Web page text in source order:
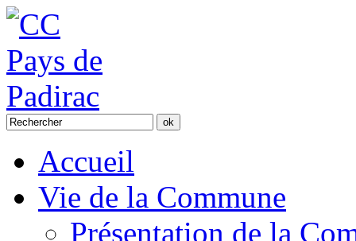
Accueil
Vie de la Commune
Présentation de la